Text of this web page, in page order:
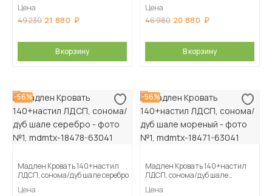
Цена
49 230 21 880
В корзину
Цена
46 980 20 880
В корзину
-56%
Мадлен Кровать 140+настил
ЛДСП, сонома/дуб шале серебро
Цена
-56%
Мадлен Кровать 140+настил
ЛДСП, сонома/дуб шале
Цена